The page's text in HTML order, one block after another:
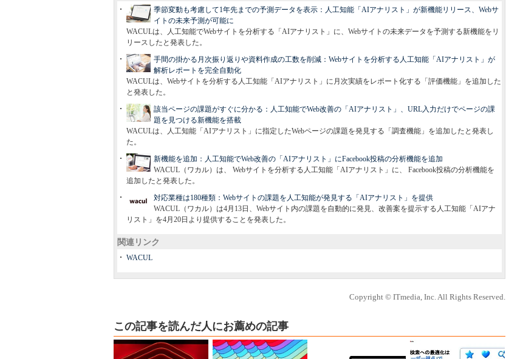
季節変動も考慮して1年先までの予測データを表示：人工知能「AIアナリスト」が新機能リリース、Webサ
イトの未来予測が可能に
WACULは、人工知能でWebサイトを分析する「AIアナリスト」に、Webサイトの未来データを予測する新機能をリ
リースしたと発表した。
手間の掛かる月次振り返りや資料作成の工数を削減：Webサイトを分析する人工知能「AIアナリスト」が
解析レポートを完全自動化
WACULは、Webサイトを分析する人工知能「AIアナリスト」に月次実績をレポート化する「評価機能」を追加した
と発表した。
該当ページの課題がすぐに分かる：人工知能でWeb改善の「AIアナリスト」、URL入力だけでページの課
題を見つける新機能を搭載
WACULは、人工知能「AIアナリスト」に指定したWebページの課題を発見する「調査機能」を追加したと発表し
た。
新機能を追加：人工知能でWeb改善の「AIアナリスト」にFacebook投稿の分析機能を追加
WACUL（ワカル）は、 Webサイトを分析する人工知能「AIアナリスト」に、 Facebook投稿の分析機能を
追加したと発表した。
対応業種は180種類：Webサイトの課題を人工知能が発見する「AIアナリスト」を提供
WACUL（ワカル）は4月13日、Webサイト内の課題を自動的に発見、改善案を提示する人工知能「AIアナ
リスト」を4月20日より提供することを発表した。
関連リンク
WACUL
Copyright © ITmedia, Inc. All Rights Reserved.
この記事を読んだ人にお薦めの記事